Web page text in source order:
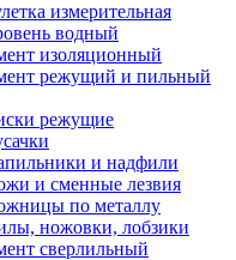
измерительная
водный
изоляционный
режущий и пильный
режущие
и надфили
и сменные лезвия
по металлу
ножовки, лобзики
сверлильный